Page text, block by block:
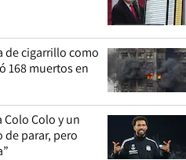
de cigarrillo como
168 muertos en
Colo y un
parar, pero